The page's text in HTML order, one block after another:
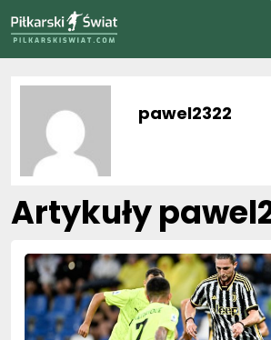
pawel2322
Artykuły